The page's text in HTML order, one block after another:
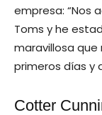
empresa: “Nos
Toms y he
maravillosa que
primeros días y
Cotter